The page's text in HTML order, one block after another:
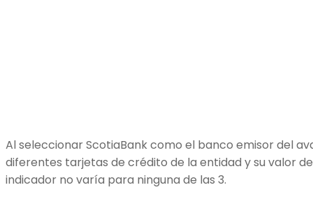
Al seleccionar ScotiaBank como el banco emisor del
diferentes tarjetas de crédito de la entidad y su valor
indicador no varía para ninguna de las 3.